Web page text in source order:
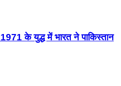
के युद्ध में भारत ने पाकिस्तान